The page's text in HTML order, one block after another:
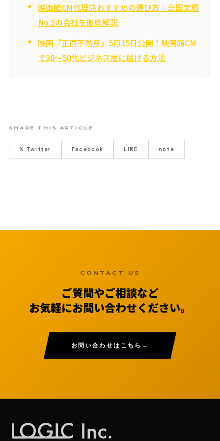
映画館CM代理店おすすめの選び方｜全国実績
No.1の会社を徹底解説
映画『正直不動産』5月15日公開！映画館CM
で30〜50代ビジネス層に届ける方法
SHARE THIS ARTICLE
𝕏 Twitter Facebook LINE note
CONTACT US
ご質問やご相談など
お気軽にお問い合わせください。
お問い合わせはこちら